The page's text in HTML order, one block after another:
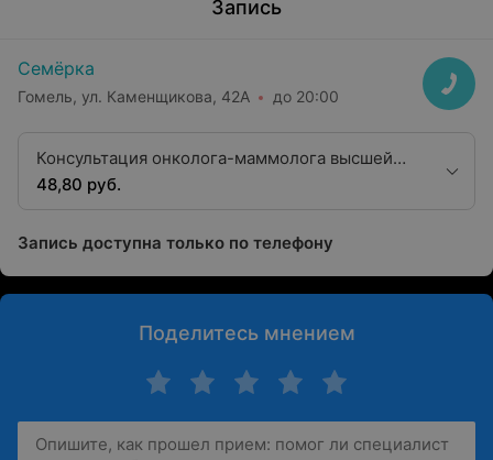
Запись
Семёрка
Гомель, ул. Каменщикова, 42А до 20:00
Консультация онколога-маммолога высшей
квалификационной категории
48,80 руб.
Запись доступна только по телефону
Поделитесь мнением